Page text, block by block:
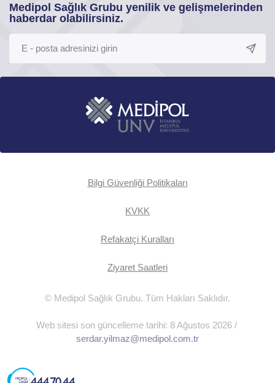
Medipol Sağlık Grubu yenilik ve gelişmelerinden
haberdar olabilirsiniz.
Bilgi Güvenliği Politikaları
KVKK
Refakatçi Kuralları
Ziyaret Saatleri
© Medipol Sağlık Grubu. Tüm Hakları Saklıdır.
Web sitesi son güncelleme tarihi: 8 Ağustos 2026 /
serdar.yilmaz@medipol.com.tr